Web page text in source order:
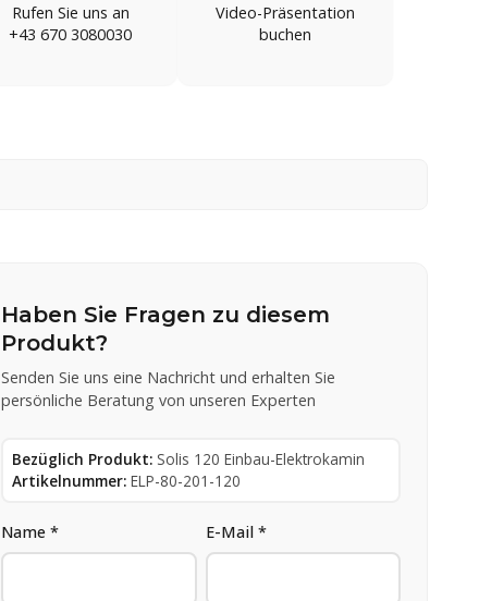
Rufen Sie uns an
+43 670 3080030
Video-Präsentation
buchen
Haben Sie Fragen zu diesem
Produkt?
Senden Sie uns eine Nachricht und erhalten Sie
persönliche Beratung von unseren Experten
Bezüglich Produkt: Solis 120 Einbau-Elektrokamin
Artikelnummer: ELP-80-201-120
Name * E-Mail *